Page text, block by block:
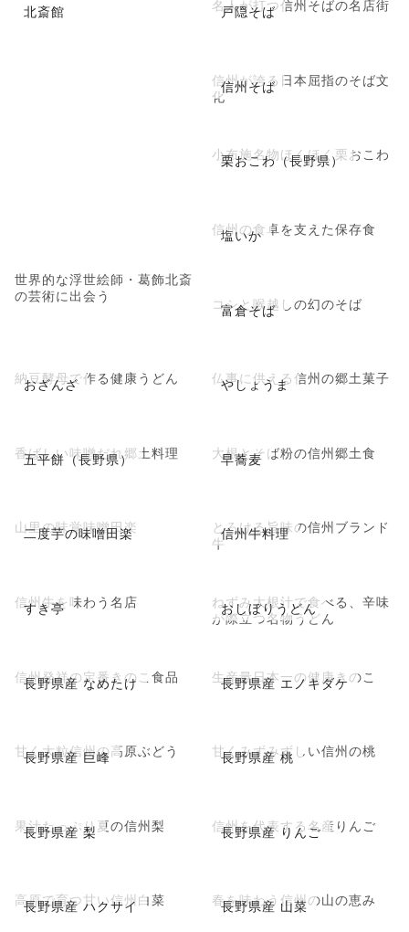
北斎館
世界的な浮世絵師・葛飾北斎
の芸術に出会う
戸隠そば
名人が打つ信州そばの名店街
信州そば
信州が誇る日本屈指のそば文
化
栗おこわ（長野県）
小布施名物ほくほく栗おこわ
塩いか
信州の食卓を支えた保存食
富倉そば
コシと喉越しの幻のそば
おざんざ
納豆酵母で作る健康うどん やしょうま
仏事に供える信州の郷土菓子
五平餅（長野県）
香ばしい味噌だれ郷土料理 早蕎麦
大根とそば粉の信州郷土食
二度芋の味噌田楽
山里の味覚味噌田楽 信州牛料理
とろける旨味の信州ブランド
牛
すき亭
信州牛を味わう名店 おしぼりうどん
ねずみ大根汁で食べる、辛味
が際立つ名物うどん
長野県産 なめたけ
信州発祥の定番きのこ食品 長野県産 エノキダケ
生産量日本一の健康きのこ
長野県産 巨峰
甘く大粒信州の高原ぶどう 長野県産 桃
甘くみずみずしい信州の桃
長野県産 梨
果汁たっぷり夏の信州梨 長野県産 りんご
信州を代表する名産りんご
長野県産 ハクサイ
高原で育つ甘い信州白菜 長野県産 山菜
春を味わう信州の山の恵み